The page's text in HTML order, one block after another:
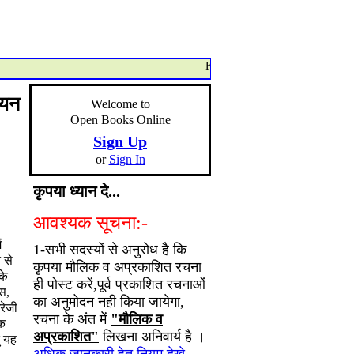
For any Query/Feedback/
से
यह
Welcome to
Open Books Online
Sign Up
or Sign In
कृपया ध्यान दे...
आवश्यक सूचना:-
1-सभी सदस्यों से अनुरोध है कि
कृपया मौलिक व अप्रकाशित रचना
ही पोस्ट करें,पूर्व प्रकाशित रचनाओं
का अनुमोदन नही किया जायेगा,
रचना के अंत में "मौलिक व
अप्रकाशित" लिखना अनिवार्य है ।